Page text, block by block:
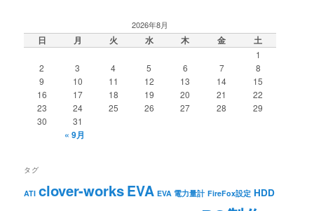
2026年8月
日 月 火 水 木 金 土
1
2
3 4 5 6 7
8
9
10 11 12 13 14
15
16
17 18 19 20 21
22
23
24 25 26 27 28
29
30
31
« 9月
タグ
ATI clover-worksEVA EVA 電力量計 FireFox設定 HDD